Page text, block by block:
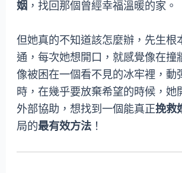
姻 ，找回那個曾經幸福溫暖的家。
但她真的不知道該怎麼辦，先生根
通，每次她想開口，就感覺像在撞
像被困在一個看不見的冰牢裡，動
時，在幾乎要放棄希望的時候，她
外部協助，想找到一個能真正挽救
局的最有效方法 ！